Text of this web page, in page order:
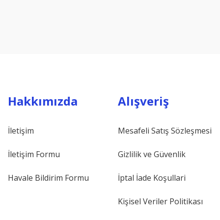
Hakkımızda
İletişim
İletişim Formu
Havale Bildirim Formu
Alışveriş
Mesafeli Satış Sözleşmesi
Gizlilik ve Güvenlik
İptal İade Koşullari
Kişisel Veriler Politikası